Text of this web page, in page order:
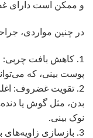
و ممکن است دارای
در چنین مواردی،
1. کاهش بافت
پوست بینی، که
2. تقویت غضروف:
بدن، مثل گوش یا
نوک بینی.
3. بازسازی زاویه‌های